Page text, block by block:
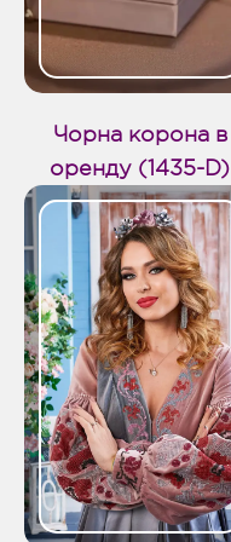
Чорна корона в
оренду (1435-D)